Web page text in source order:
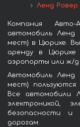
Ленд Ровер
Компания
автомобиль Ленд
мест) в Цюрихе.
аренду в
аэропорты или ж/д
Автомобиль Ленд
мест)
Все автомобили
электроникой,
безопасности и
дорогам.